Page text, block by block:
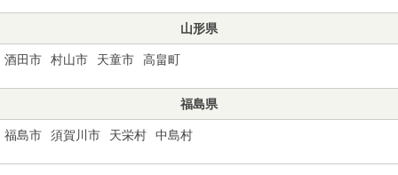
山形県
酒田市 村山市 天童市 高畠町
福島県
福島市 須賀川市 天栄村 中島村